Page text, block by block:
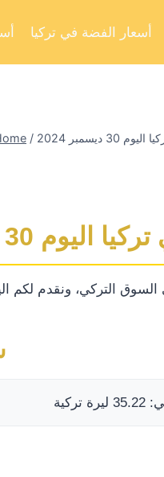
أسعار الفضة في تركيا
/ ديسمبر 2024
30 ديسمبر 2024
التركي، ونقدم لكم